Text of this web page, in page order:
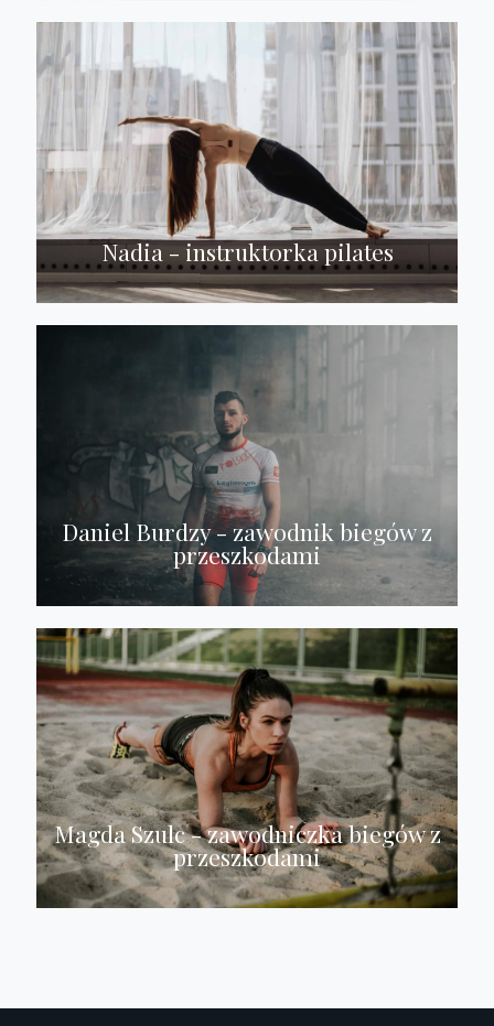
Nadia - instruktorka pilates
Daniel Burdzy - zawodnik biegów z
przeszkodami
Magda Szulc - zawodniczka biegów z
przeszkodami